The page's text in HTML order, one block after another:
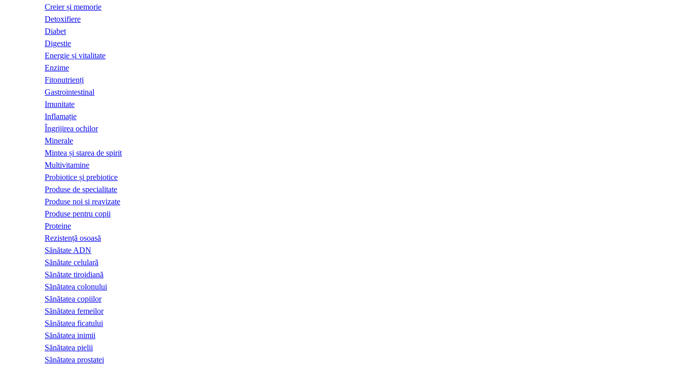
Creier și memorie
Detoxifiere
Diabet
Digestie
Energie și vitalitate
Enzime
Fitonutrienți
Gastrointestinal
Imunitate
Inflamație
Îngrijirea ochilor
Minerale
Mintea și starea de spirit
Multivitamine
Probiotice și prebiotice
Produse de specialitate
Produse noi si reavizate
Produse pentru copii
Proteine
Rezistență osoasă
Sănătate ADN
Sănătate celulară
Sănătate tiroidiană
Sănătatea colonului
Sănătatea copiilor
Sănătatea femeilor
Sănătatea ficatului
Sănătatea inimii
Sănătatea pielii
Sănătatea prostatei